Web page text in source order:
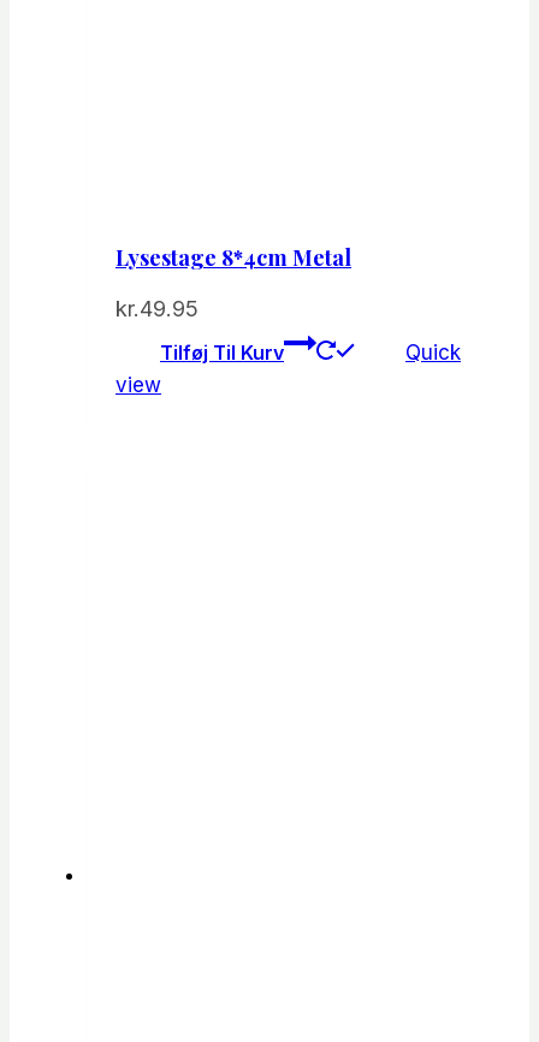
Lysestage 8*4cm Metal
kr.49.95
Tilføj Til Kurv
Quick
view